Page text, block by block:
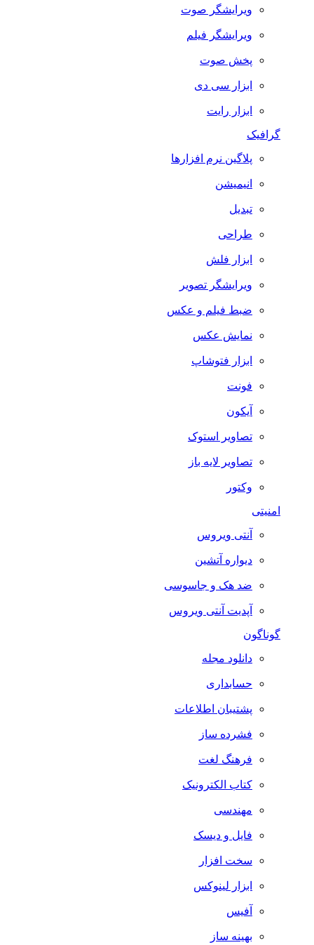
ویرایشگر صوت
ویرایشگر فیلم
پخش صوت
ابزار سی دی
ابزار رایت
گرافیک
پلاگین نرم افزارها
انیمیشن
تبدیل
طراحی
ابزار فلش
ویرایشگر تصویر
ضبط فيلم و عكس
نمایش عکس
ابزار فتوشاپ
فونت
آیکون
تصاویر استوک
تصاویر لایه باز
وکتور
امنیتی
آنتی ویروس
دیواره آتشین
ضد هک و جاسوسی
آپدیت آنتی ویروس
گوناگون
دانلود مجله
حسابداری
پشتیبان اطلاعات
فشرده ساز
فرهنگ لغت
کتاب الکترونیک
مهندسی
فایل و دیسک
سخت افزار
ابزار لینوکس
آفیس
بهینه ساز